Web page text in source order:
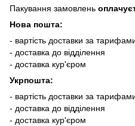
Пакування замовлень
Нова пошта:
- вартість доставки за
- доставка до відділення
- доставка кур'єром
Укрпошта:
- вартість доставки за
- доставка до відділення
- доставка кур'єром